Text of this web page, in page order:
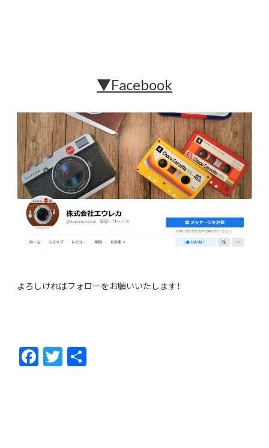
▼Facebook
よろしければフォローをお願いいたします！
F
ac
T
w